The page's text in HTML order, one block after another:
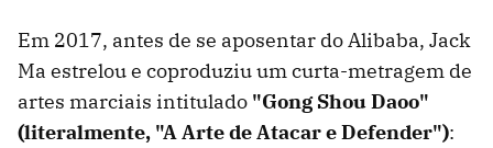
Em 2017, antes de se aposentar do Alibaba, Jack
Ma estrelou e coproduziu um curta-metragem de
artes marciais intitulado "Gong Shou Daoo"
(literalmente, "A Arte de Atacar e Defender"):